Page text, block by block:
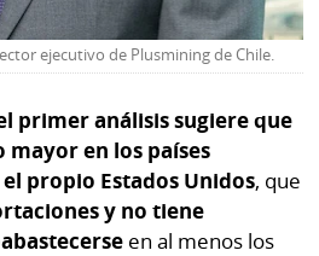
ejecutivo de Plusmining de Chile.
primer análisis sugiere que
en los países
el propio Estados Unidos, que
y no tiene
en al menos los